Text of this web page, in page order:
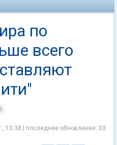
по
всего
13:38 | последнее обновление: 03